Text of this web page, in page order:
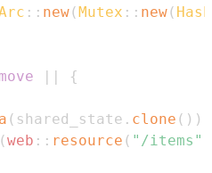
:: new(Mutex :: new(
move | |
{
( shared_state . clone ( ) )
(web :: resource ( "/items"